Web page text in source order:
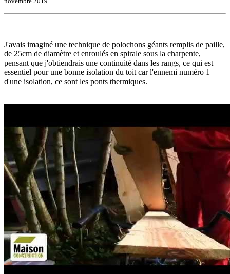
J'avais imaginé une technique de polochons géants remplis de paille,
de 25cm de diamètre et enroulés en spirale sous la charpente,
pensant que j'obtiendrais une continuité dans les rangs, ce qui est
essentiel pour une bonne isolation du toit car l'ennemi numéro 1
d'une isolation, ce sont les ponts thermiques.